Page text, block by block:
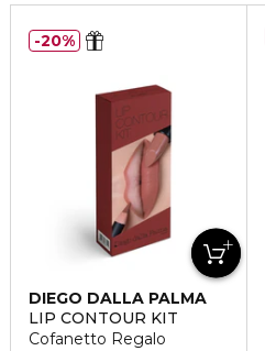
DIEGO DALLA PALMA
LIP CONTOUR KIT
Cofanetto Regalo
20%